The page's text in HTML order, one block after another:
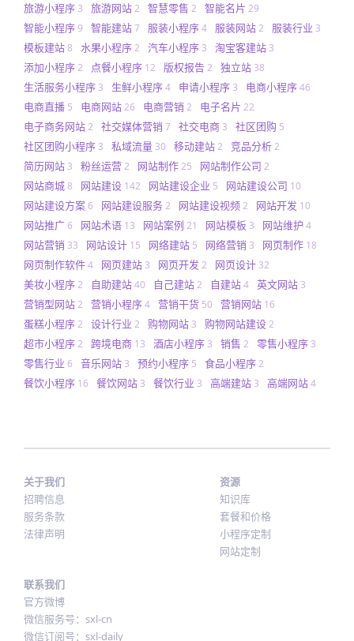
旅游小程序 3 旅游网站2 智慧零售 2 智能名片 29
智能小程序9 智能建站7 服装小程序4 服装网站2 服装行业 3
模板建站8 水果小程序2 汽车小程序 3 淘宝客建站 3
添加小程序2 点餐小程序 12 版权报告2 独立站 38
生活服务小程序 3 生鲜小程序4 申请小程序 3 电商小程序46
电商直播 5 电商网站26 电商营销 2 电子名片 22
电子商务网站2 社交媒体营销 7 社交电商 3 社区团购 5
社区团购小程序 3 私域流量 30 移动建站2 竞品分析2
简历网站 3 粉丝运营2 网站制作25 网站制作公司 2
网站商城8 网站建设 142 网站建设企业 5 网站建设公司 10
网站建设方案6 网站建设服务2 网站建设视频2 网站开发 10
网站推广6 网站术语 13 网站案例 21 网站模板 3 网站维护 4
网站营销 33 网站设计 15 网络建站 5 网络营销 3 网页制作 18
网页制作软件4 网页建站 3 网页开发 2 网页设计 32
美妆小程序2 自助建站40 自己建站2 自建站4 英文网站 3
营销型网站2 营销小程序4 营销干货 50 营销网站 16
蛋糕小程序2 设计行业 2 购物网站 3 购物网站建设2
超市小程序2 跨境电商 13 酒店小程序 3 销售 2 零售小程序 3
零售行业 6 音乐网站 3 预约小程序 5 食品小程序2
餐饮小程序 16 餐饮网站 3 餐饮行业 3 高端建站 3 高端网站4
关于我们
招聘信息
服务条款
法律声明
资源
知识库
套餐和价格
小程序定制
网站定制
联系我们
官方微博
微信服务号：sxl-cn
微信订阅号：sxl-daily